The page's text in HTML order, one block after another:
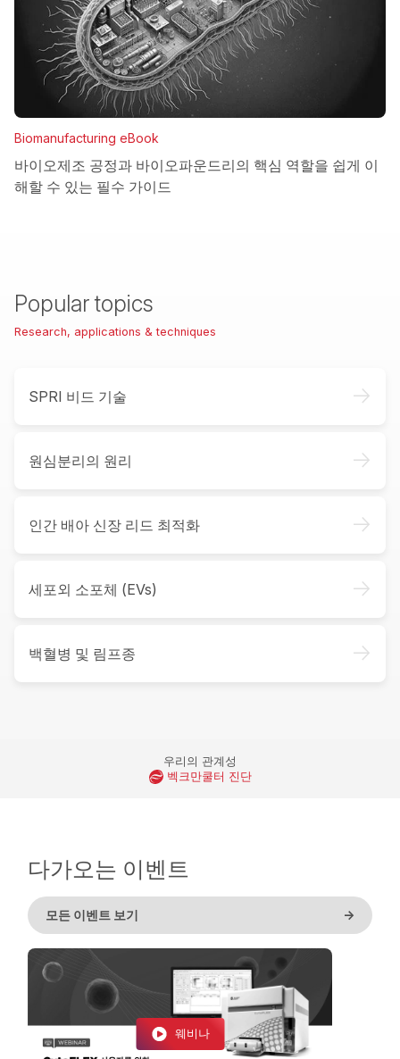
Biomanufacturing eBook
바이오제조 공정과 바이오파운드리의 핵심 역할을 쉽게 이
해할 수 있는 필수 가이드
Popular topics
Research, applications & techniques
SPRI 비드 기술 ->
원심분리의 원리 ->
인간 배아 신장 리드 최적화 ->
세포외 소포체 (EVs) ->
백혈병 및 림프종 ->
우리의 관계성
벡크만쿨터 진단
다가오는 이벤트
모든 이벤트 보기 ->
웨비나